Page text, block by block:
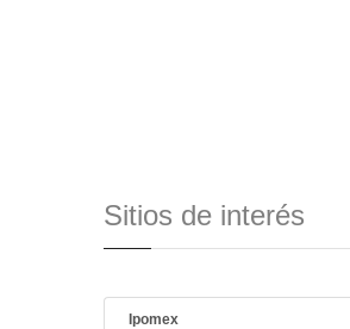
Sitios de interés
Ipomex